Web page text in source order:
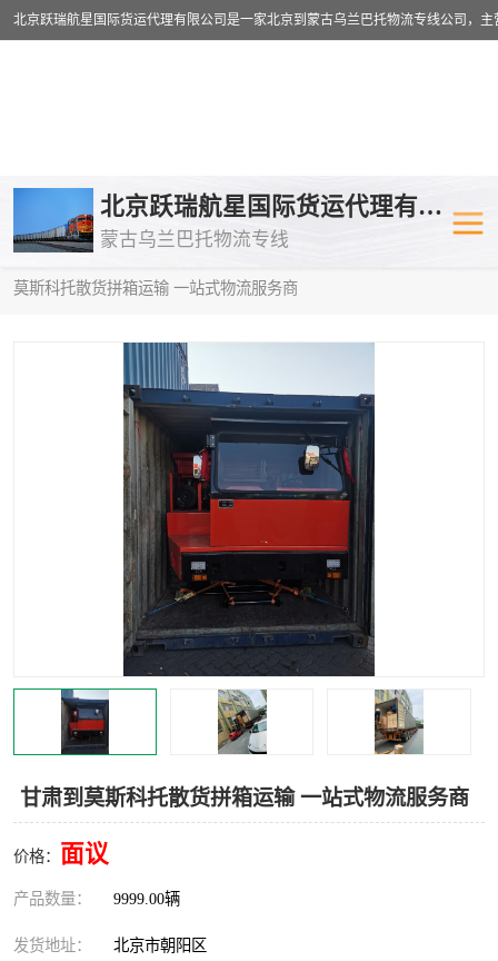
北京跃瑞航星国际货运代理有限公司
蒙古乌兰巴托物流专线
莫斯科托散货拼箱运输 一站式物流服务商
甘肃到莫斯科托散货拼箱运输 一站式物流服务商
价格： 面议
产品数量： 9999.00辆
发货地址： 北京市朝阳区
乌兰巴托物流专线 乌兰巴托铁
乌兰巴托公路运输
中欧班列
蒙古乌兰巴托双清包税
蒙古乌兰巴托空运专线
蒙古乌兰巴托汽运专线
中亚铁路运输